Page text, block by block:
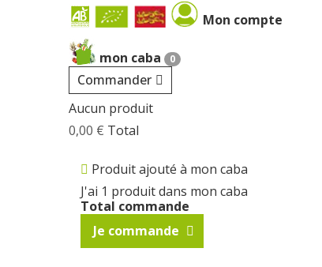
Mon compte
mon caba 0
Commander
Aucun produit
0,00 € Total
Produit ajouté à mon caba
J'ai 1 produit dans mon caba
Total commande
Je commande
Cookies management panel